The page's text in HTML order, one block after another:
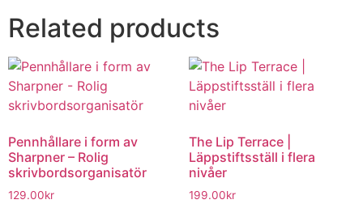
Related products
Pennhållare i form av
Sharpner – Rolig
skrivbordsorganisatör
129.00kr
The Lip Terrace |
Läppstiftsställ i flera
nivåer
199.00kr